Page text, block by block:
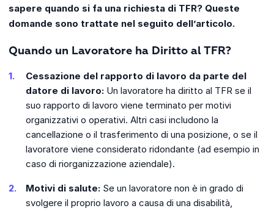
sapere quando si fa una richiesta di TFR? Queste
domande sono trattate nel seguito dell’articolo.
Quando un Lavoratore ha Diritto al TFR?
Cessazione del rapporto di lavoro da parte del
datore di lavoro: Un lavoratore ha diritto al TFR se il
suo rapporto di lavoro viene terminato per motivi
organizzativi o operativi. Altri casi includono la
cancellazione o il trasferimento di una posizione, o se il
lavoratore viene considerato ridondante (ad esempio in
caso di riorganizzazione aziendale).
Motivi di salute: Se un lavoratore non è in grado di
svolgere il proprio lavoro a causa di una disabilità,